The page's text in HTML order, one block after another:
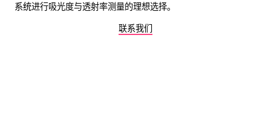
系统进行吸光度与透射率测量的理想选择。
联系我们